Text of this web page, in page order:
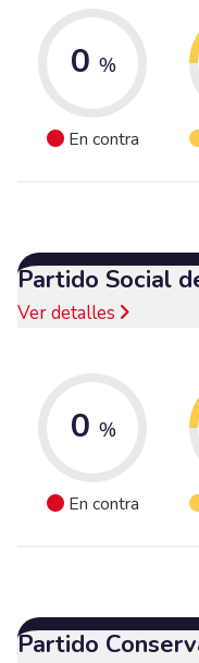
0 %
En contra
Partido Social
Ver detalles
0 %
En contra
Partido